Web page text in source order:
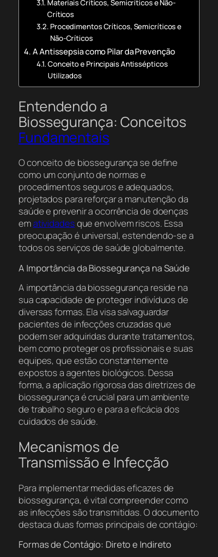
Materiais Críticos, Semicríticos e Não-
Críticos
Procedimentos Críticos, Semicríticos e
Não-Críticos
A Antissepsia como Pilar da Prevenção
Conceito e Principais Antissépticos
Utilizados
Entendendo a
Biossegurança: Conceitos
Fundamentais
O conceito de biossegurança se define
como um conjunto de normas e
procedimentos seguros e adequados,
projetados para reforçar a manutenção da
saúde e prevenir a ocorrência de doenças
ematividadesque envolvem riscos. Essa
preocupação é universal, estendendo-se a
todos os serviços de saúde globalmente.
A Importância da Biossegurança na Saúde
A importância da biossegurança reside na
sua capacidade de proteger indivíduos de
diversas formas. Ela visa salvaguardar
pacientes de infecções cruzadas que
podem ser adquiridas durante tratamentos,
bem como proteger os profissionais e suas
equipes, que estão constantemente
expostos a agentes biológicos. Dessa
forma, a aplicação rigorosa das diretrizes de
biossegurança é crucial para um ambiente
de trabalho seguro e para a eficácia dos
cuidados de saúde.
Mecanismos de
Transmissão e Infecção
Para implementar medidas eficazes de
biossegurança, é vital compreender como
as infecções são transmitidas. O documento
destaca duas formas principais de contágio:
Formas de Contágio: Direto e Indireto